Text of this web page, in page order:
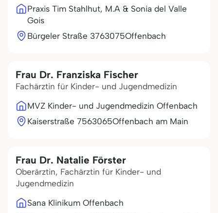
Praxis Tim Stahlhut, M.A & Sonia del Valle
Gois
Bürgeler Straße 3763075Offenbach
Frau Dr. Franziska Fischer
Fachärztin für Kinder- und Jugendmedizin
MVZ Kinder- und Jugendmedizin Offenbach
Kaiserstraße 7563065Offenbach am Main
Frau Dr. Natalie Förster
Oberärztin, Fachärztin für Kinder- und
Jugendmedizin
Sana Klinikum Offenbach